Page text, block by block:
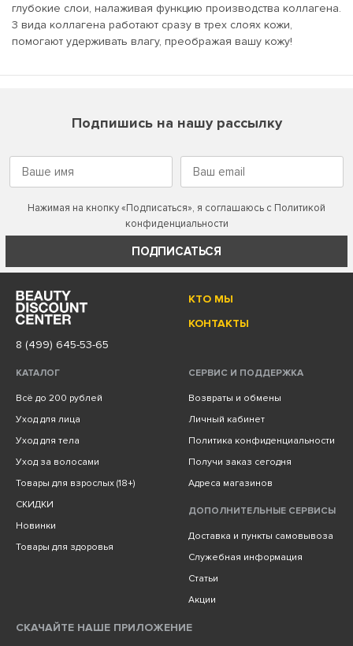
глубокие слои, налаживая функцию производства коллагена.
3 вида коллагена работают сразу в трех слоях кожи,
помогают удерживать влагу, преображая вашу кожу!
Подпишись на нашу рассылку
Нажимая на кнопку «Подписаться», я соглашаюсь с Политикой
конфиденциальности
ПОДПИСАТЬСЯ
КТО МЫ
КОНТАКТЫ
8 (499) 645-53-65
КАТАЛОГ
Всё до 200 рублей
Уход для лица
Уход для тела
Уход за волосами
Товары для взрослых (18+)
СКИДКИ
Новинки
Товары для здоровья
СЕРВИС И ПОДДЕРЖКА
Возвраты и обмены
Личный кабинет
Политика конфиденциальности
Получи заказ сегодня
Адреса магазинов
ДОПОЛНИТЕЛЬНЫЕ СЕРВИСЫ
Доставка и пункты самовывоза
Служебная информация
Статьи
Акции
СКАЧАЙТЕ НАШЕ ПРИЛОЖЕНИЕ